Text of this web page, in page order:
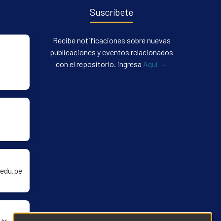
Suscríbete
Recibe notificaciones sobre nuevas
publicaciones y eventos relacionados
con el repositorio. ingresa Aqui →